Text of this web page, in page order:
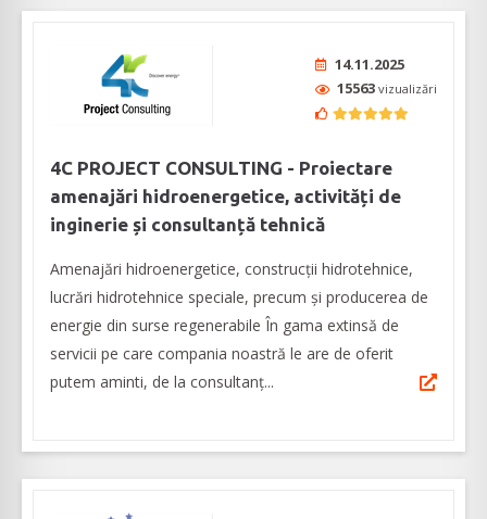
14.11.2025
15563 vizualizări
4C PROJECT CONSULTING - Proiectare
amenajări hidroenergetice, activități de
inginerie și consultanță tehnică
Amenajări hidroenergetice, construcții hidrotehnice,
lucrări hidrotehnice speciale, precum și producerea de
energie din surse regenerabile În gama extinsă de
servicii pe care compania noastră le are de oferit
putem aminti, de la consultanț...